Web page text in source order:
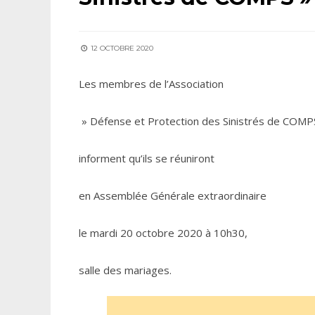
12 OCTOBRE 2020
Les membres de l’Association
» Défense et Protection des Sinistrés de
informent qu’ils se réuniront
en Assemblée Générale extraordinaire
le mardi 20 octobre 2020 à 10h30,
salle des mariages.